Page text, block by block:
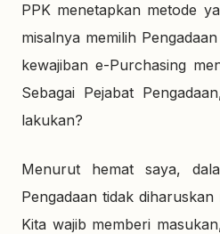
PPK menetapkan metode
misalnya memilih
kewajiban e-Purchasing
Sebagai Pejabat
lakukan?
Menurut hemat saya,
Pengadaan tidak
Kita wajib memberi